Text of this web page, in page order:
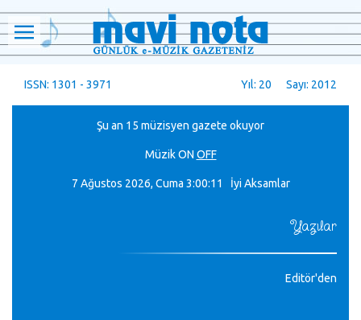
ISSN: 1301 - 3971 Yıl: 20 Sayı: 2012
Şu an 15 müzisyen gazete okuyor
MüzikON OFF
7 Ağustos 2026, Cuma 3:00:12 İyi Aksamlar
Yazılar
Editör'den